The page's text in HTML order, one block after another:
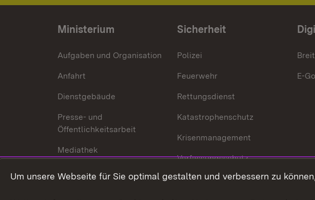
Ministerium
Aufgaben und Organisation
Anfahrt
Dienstgebäude
Presse- und
Öffentlichkeitsarbeit
Mediathek
Publikationen
Sicherheit
Polizei
Feuerwehr
Rettungsdienst
Katastrophenschutz
Krisenmanagement
Verfassungsschutz
Datenschutz
E-
Um unsere Webseite für Sie optimal gestalten und verbessern zu